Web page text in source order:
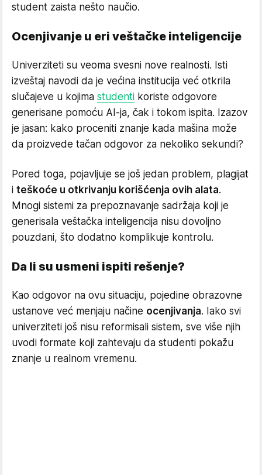
student zaista nešto naučio.
Ocenjivanje u eri veštačke inteligencije
Univerziteti su veoma svesni nove realnosti. Isti
izveštaj navodi da je većina institucija već otkrila
slučajeve u kojima studenti koriste odgovore
generisane pomoću AI-ja, čak i tokom ispita. Izazov
je jasan: kako proceniti znanje kada mašina može
da proizvede tačan odgovor za nekoliko sekundi?
Pored toga, pojavljuje se još jedan problem, plagijat
i teškoće u otkrivanju korišćenja ovih alata.
Mnogi sistemi za prepoznavanje sadržaja koji je
generisala veštačka inteligencija nisu dovoljno
pouzdani, što dodatno komplikuje kontrolu.
Da li su usmeni ispiti rešenje?
Kao odgovor na ovu situaciju, pojedine obrazovne
ustanove već menjaju načine ocenjivanja. Iako svi
univerziteti još nisu reformisali sistem, sve više njih
uvodi formate koji zahtevaju da studenti pokažu
znanje u realnom vremenu.